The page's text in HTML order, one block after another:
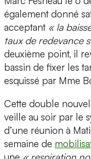
également donné
acceptant « la
taux de redevance
deuxième point, il
bassin de fixer les
esquissé par Mme
Cette double
veille au soir par le
d’une réunion à
semaine de